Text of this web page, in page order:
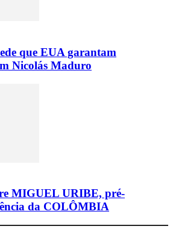
que EUA garantam
Nicolás Maduro
MIGUEL URIBE, pré-
da COLÔMBIA